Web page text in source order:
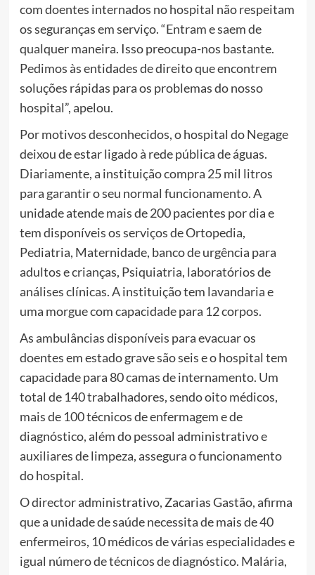
com doentes internados no hospital não respeitam
os seguranças em serviço. “Entram e saem de
qualquer maneira. Isso preocupa-nos bastante.
Pedimos às entidades de direito que encontrem
soluções rápidas para os problemas do nosso
hospital”, apelou.
Por motivos desconhecidos, o hospital do Negage
deixou de estar ligado à rede pública de águas.
Diariamente, a instituição compra 25 mil litros
para garantir o seu normal funcionamento. A
unidade atende mais de 200 pacientes por dia e
tem disponíveis os serviços de Ortopedia,
Pediatria, Maternidade, banco de urgência para
adultos e crianças, Psiquiatria, laboratórios de
análises clínicas. A instituição tem lavandaria e
uma morgue com capacidade para 12 corpos.
As ambulâncias disponíveis para evacuar os
doentes em estado grave são seis e o hospital tem
capacidade para 80 camas de internamento. Um
total de 140 trabalhadores, sendo oito médicos,
mais de 100 técnicos de enfermagem e de
diagnóstico, além do pessoal administrativo e
auxiliares de limpeza, assegura o funcionamento
do hospital.
O director administrativo, Zacarias Gastão, afirma
que a unidade de saúde necessita de mais de 40
enfermeiros, 10 médicos de várias especialidades e
igual número de técnicos de diagnóstico. Malária,